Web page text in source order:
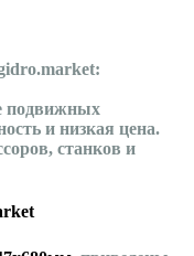
подвижных
и низкая цена.
станков и